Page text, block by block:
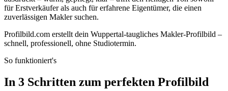
für Erstverkäufer als auch für erfahrene Eigentümer, die einen
zuverlässigen Makler suchen.
Profilbild.com erstellt dein Wuppertal-taugliches Makler-Profilbild –
schnell, professionell, ohne Studiotermin.
So funktioniert's
In 3 Schritten zum perfekten Profilbild